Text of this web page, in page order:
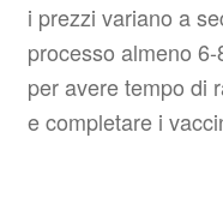
i prezzi variano a
processo almeno
per avere tempo di
e completare i